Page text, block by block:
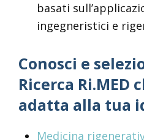
basati
ingegneristici e
Conosci e
Ricerca Ri.MED
adatta alla tua
Medicina